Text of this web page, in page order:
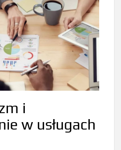
i
w usługach